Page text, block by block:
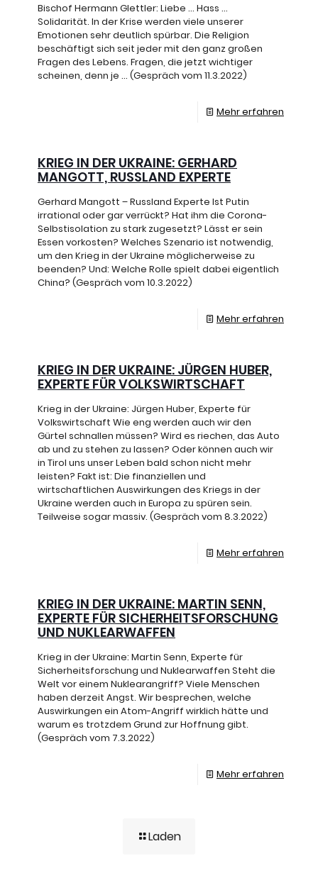
Bischof Hermann Glettler: Liebe … Hass …
Solidarität. In der Krise werden viele unserer
Emotionen sehr deutlich spürbar. Die Religion
beschäftigt sich seit jeder mit den ganz großen
Fragen des Lebens. Fragen, die jetzt wichtiger
scheinen, denn je … (Gespräch vom 11.3.2022)
Mehr erfahren
KRIEG IN DER UKRAINE: GERHARD
MANGOTT, RUSSLAND EXPERTE
Gerhard Mangott – Russland Experte Ist Putin
irrational oder gar verrückt? Hat ihm die Corona-
Selbstisolation zu stark zugesetzt? Lässt er sein
Essen vorkosten? Welches Szenario ist notwendig,
um den Krieg in der Ukraine möglicherweise zu
beenden? Und: Welche Rolle spielt dabei eigentlich
China? (Gespräch vom 10.3.2022)
Mehr erfahren
KRIEG IN DER UKRAINE: JÜRGEN HUBER,
EXPERTE FÜR VOLKSWIRTSCHAFT
Krieg in der Ukraine: Jürgen Huber, Experte für
Volkswirtschaft Wie eng werden auch wir den
Gürtel schnallen müssen? Wird es riechen, das Auto
ab und zu stehen zu lassen? Oder können auch wir
in Tirol uns unser Leben bald schon nicht mehr
leisten? Fakt ist: Die finanziellen und
wirtschaftlichen Auswirkungen des Kriegs in der
Ukraine werden auch in Europa zu spüren sein.
Teilweise sogar massiv. (Gespräch vom 8.3.2022)
Mehr erfahren
KRIEG IN DER UKRAINE: MARTIN SENN,
EXPERTE FÜR SICHERHEITSFORSCHUNG
UND NUKLEARWAFFEN
Krieg in der Ukraine: Martin Senn, Experte für
Sicherheitsforschung und Nuklearwaffen Steht die
Welt vor einem Nuklearangriff? Viele Menschen
haben derzeit Angst. Wir besprechen, welche
Auswirkungen ein Atom-Angriff wirklich hätte und
warum es trotzdem Grund zur Hoffnung gibt.
(Gespräch vom 7.3.2022)
Mehr erfahren
Laden